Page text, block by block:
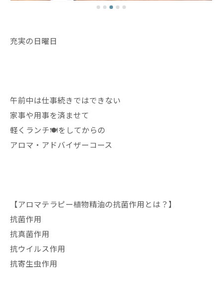
充実の日曜日
午前中は仕事続きではできない
家事や用事を済ませて
軽くランチ🍽️をしてからの
アロマ・アドバイザーコース
【アロマテラピー植物精油の抗菌作用とは？】
抗菌作用
抗真菌作用
抗ウイルス作用
抗寄生虫作用